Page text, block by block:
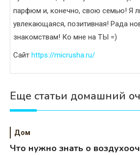
парфюм и, конечно, свою семью! Я
увлекающаяся, позитивная! Рада
знакомствам! Ко мне на ТЫ =)
Сайт https://micrusha.ru/
Еще статьи домашний
Дом
Что нужно знать о